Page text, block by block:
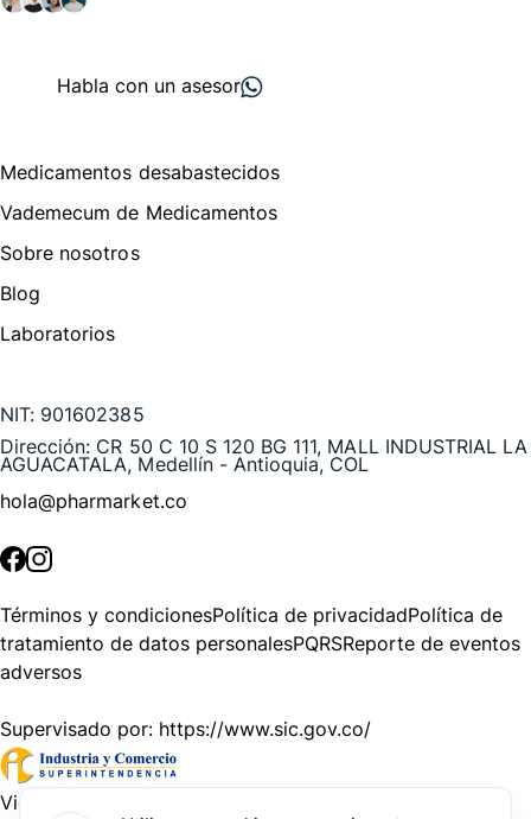
Habla con un asesor
Medicamentos desabastecidos
Vademecum de Medicamentos
Sobre nosotros
Blog
Laboratorios
NIT: 901602385
Dirección: CR 50 C 10 S 120 BG 111, MALL INDUSTRIAL LA
AGUACATALA, Medellín - Antioquia, COL
hola@pharmarket.co
Términos y condicionesPolítica de privacidadPolítica de
tratamiento de datos personalesPQRSReporte de eventos
adversos
Supervisado por: https://www.sic.gov.co/
Vigilado por: